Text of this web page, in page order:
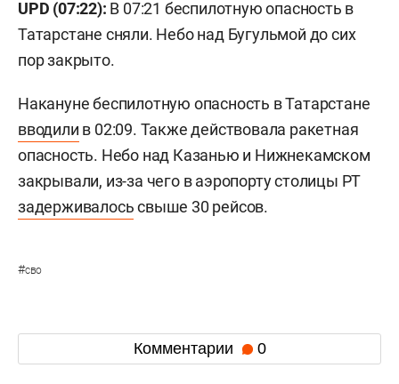
UPD (07:22): В 07:21 беспилотную опасность в
Татарстане сняли. Небо над Бугульмой до сих
пор закрыто.
Накануне беспилотную опасность в Татарстане
вводили в 02:09. Также действовала ракетная
опасность. Небо над Казанью и Нижнекамском
закрывали, из-за чего в аэропорту столицы РТ
задерживалосьсвыше 30 рейсов.
#сво
Комментарии 0